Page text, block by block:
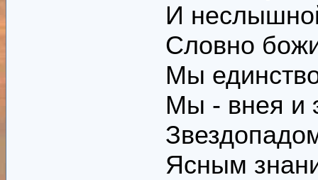
И
Словно
Мы
Мы - внея и
Ясным